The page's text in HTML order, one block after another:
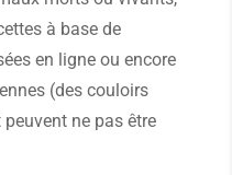
à base de
en ligne ou encore
(des couloirs
ne pas être